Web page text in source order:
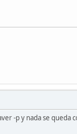
-p y nada se queda